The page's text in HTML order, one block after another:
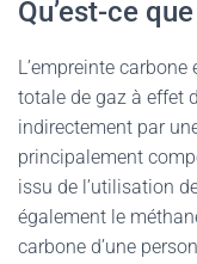
Qu’est-ce
L’empreinte
totale de gaz à effet
indirectement par
principalement
issu de l’utilisation
également le
carbone d’une